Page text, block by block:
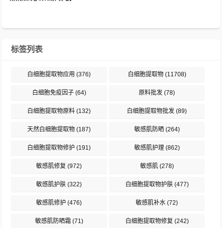
标签列表
白细胞提取物应用 (376) 白细胞提取物(11708)
白细胞免疫因子(64) 原料批发 (78)
白细胞提取物原料 (132) 白细胞提取物批发 (89)
天然白细胞提取物 (187) 敏感肌防晒(264)
白细胞提取物修护 (191) 敏感肌护理(862)
敏感肌修复 (972) 敏感肌(278)
敏感肌护肤 (322) 白细胞提取物护肤(477)
敏感肌修护 (476) 敏感肌补水 (72)
敏感肌防晒霜(71) 白细胞提取物修复 (242)